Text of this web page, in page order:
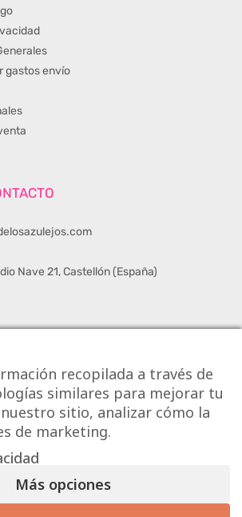
gastos envío
Nave 21, Castellón (España)
© Onlytiles S.L.
recopilada a través de
similares para mejorar tu
sitio, analizar cómo la
de marketing.
Más opciones